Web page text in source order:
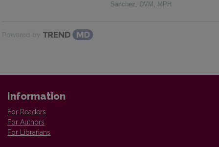
Sanchez, DVM, MPH
Powered by
Information
For Readers
For Authors
For Librarians